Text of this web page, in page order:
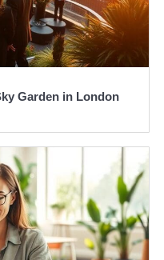
Garden in London